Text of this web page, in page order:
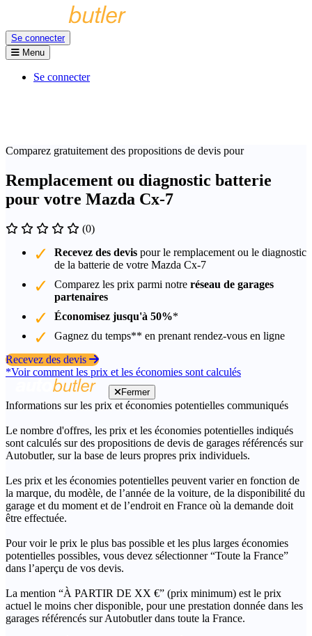
Se connecter
Menu
Se connecter
Comparez gratuitement des propositions de devis pour
Remplacement ou diagnostic batterie
pour votre Mazda Cx-7
(0)
Recevez des devis pour le remplacement ou le diagnostic
de la batterie de votre Mazda Cx-7
Comparez les prix parmi notre réseau de garages
partenaires
Économisez jusqu'à 50%*
Gagnez du temps** en prenant rendez-vous en ligne
Recevez des devis
*Voir comment les prix et les économies sont calculés
Fermer
Informations sur les prix et économies potentielles communiqués
Le nombre d'offres, les prix et les économies potentielles indiqués
sont calculés sur des propositions de devis de garages référencés sur
Autobutler, sur la base de leurs propres prix individuels.
Les prix et les économies potentielles peuvent varier en fonction de
la marque, du modèle, de l’année de la voiture, de la disponibilité du
garage et du moment et de l’endroit en France où la demande doit
être effectuée.
Pour voir le prix le plus bas possible et les plus larges économies
potentielles possibles, vous devez sélectionner “Toute la France”
dans l’aperçu de vos devis.
La mention “À PARTIR DE XX €” (prix minimum) est le prix
actuel le moins cher disponible, pour une prestation donnée dans les
garages référencés sur Autobutler dans toute la France.